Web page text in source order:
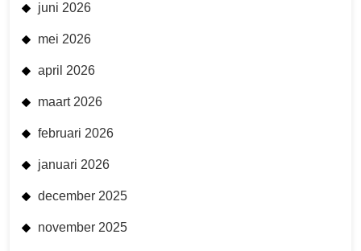
juni 2026
mei 2026
april 2026
maart 2026
februari 2026
januari 2026
december 2025
november 2025